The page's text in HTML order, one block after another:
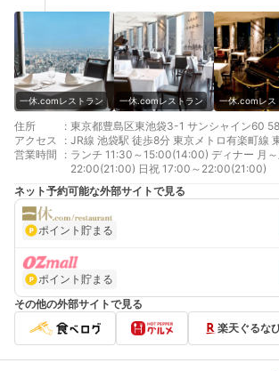
一休.comレストラン 一休.comレストラン 一休.comレス
住所 : 東京都豊島区東池袋3-1 サンシャイン60
アクセス
: JR線 池袋駅 徒歩8分 東京メトロ有楽町線
営業時間
: ランチ 11:30～15:00(14:00) ディナー 月～土・祝前 17:00～
22:00(21:00) 日祝 17:00～22:00(21:00)
ネット予約可能な外部サイトで見る
ポイント貯まる
ポイント貯まる
その他の外部サイトで見る
楽天ぐるな